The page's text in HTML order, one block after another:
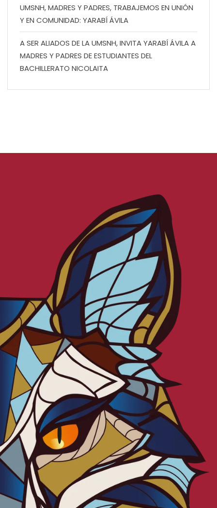
UMSNH, MADRES Y PADRES, TRABAJEMOS EN UNIÓN
Y EN COMUNIDAD: YARABÍ ÁVILA
A SER ALIADOS DE LA UMSNH, INVITA YARABÍ ÁVILA A
MADRES Y PADRES DE ESTUDIANTES DEL
BACHILLERATO NICOLAITA